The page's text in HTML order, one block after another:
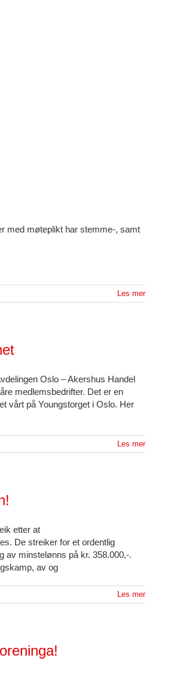
med møteplikt har stemme-, samt
Les mer
Oslo – Akershus Handel
medlemsbedrifter. Det er en
vårt på Youngstorget i Oslo. Her
Les mer
etter at
De streiker for et ordentlig
av minstelønns på kr. 358.000,-.
av og
Les mer